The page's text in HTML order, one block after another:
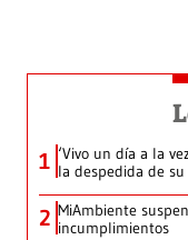
1 ‘Vivo un día a la
la despedida de su
2 MiAmbiente
incumplimientos